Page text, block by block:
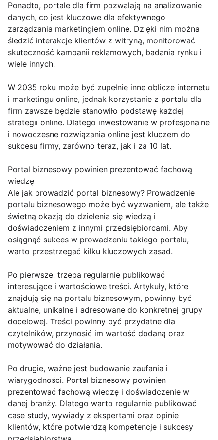
Ponadto, portale dla firm pozwalają na analizowanie
danych, co jest kluczowe dla efektywnego
zarządzania marketingiem online. Dzięki nim można
śledzić interakcje klientów z witryną, monitorować
skuteczność kampanii reklamowych, badania rynku i
wiele innych.
W 2035 roku może być zupełnie inne oblicze internetu
i marketingu online, jednak korzystanie z portalu dla
firm zawsze będzie stanowiło podstawę każdej
strategii online. Dlatego inwestowanie w profesjonalne
i nowoczesne rozwiązania online jest kluczem do
sukcesu firmy, zarówno teraz, jak i za 10 lat.
Portal biznesowy powinien prezentować fachową
wiedzę
Ale jak prowadzić portal biznesowy? Prowadzenie
portalu biznesowego może być wyzwaniem, ale także
świetną okazją do dzielenia się wiedzą i
doświadczeniem z innymi przedsiębiorcami. Aby
osiągnąć sukces w prowadzeniu takiego portalu,
warto przestrzegać kilku kluczowych zasad.
Po pierwsze, trzeba regularnie publikować
interesujące i wartościowe treści. Artykuły, które
znajdują się na portalu biznesowym, powinny być
aktualne, unikalne i adresowane do konkretnej grupy
docelowej. Treści powinny być przydatne dla
czytelników, przynosić im wartość dodaną oraz
motywować do działania.
Po drugie, ważne jest budowanie zaufania i
wiarygodności. Portal biznesowy powinien
prezentować fachową wiedzę i doświadczenie w
danej branży. Dlatego warto regularnie publikować
case study, wywiady z ekspertami oraz opinie
klientów, które potwierdzą kompetencje i sukcesy